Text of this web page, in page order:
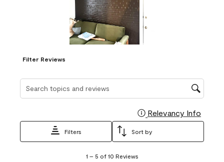
Filter Reviews
Relevancy Info
Filters Sort by
1 – 5 of 10 Reviews